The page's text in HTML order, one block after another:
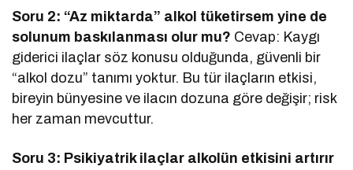
Soru 2: “Az miktarda” alkol tüketirsem yine de
solunum baskılanması olur mu? Cevap: Kaygı
giderici ilaçlar söz konusu olduğunda, güvenli bir
“alkol dozu” tanımı yoktur. Bu tür ilaçların etkisi,
bireyin bünyesine ve ilacın dozuna göre değişir; risk
her zaman mevcuttur.
Soru 3: Psikiyatrik ilaçlar alkolün etkisini artırır